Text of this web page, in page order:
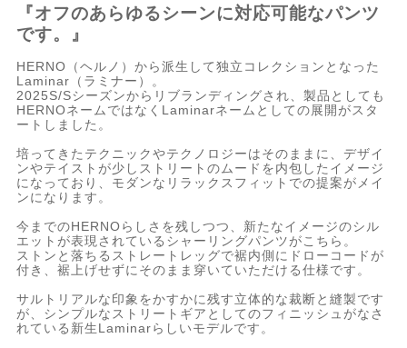
『オフのあらゆるシーンに対応可能なパンツ
です。』
HERNO（ヘルノ）から派生して独立コレクションとなった
Laminar（ラミナー）。
2025S/Sシーズンからリブランディングされ、製品としても
HERNOネームではなくLaminarネームとしての展開がスタ
ートしました。
培ってきたテクニックやテクノロジーはそのままに、デザイ
ンやテイストが少しストリートのムードを内包したイメージ
になっており、モダンなリラックスフィットでの提案がメイ
ンになります。
今までのHERNOらしさを残しつつ、新たなイメージのシル
エットが表現されているシャーリングパンツがこちら。
ストンと落ちるストレートレッグで裾内側にドローコードが
付き、裾上げせずにそのまま穿いていただける仕様です。
サルトリアルな印象をかすかに残す立体的な裁断と縫製です
が、シンプルなストリートギアとしてのフィニッシュがなさ
れている新生Laminarらしいモデルです。